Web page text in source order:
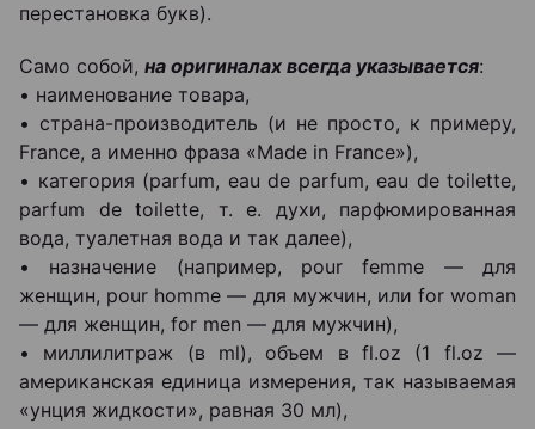
перестановка букв).
Само собой, на оригиналах всегда указывается:
• наименование товара,
• страна-производитель (и не просто, к примеру,
France, а именно фраза «Made in France»),
• категория (parfum, eau de parfum, еau de toilette,
parfum de toilette, т. е. духи, парфюмированная
вода, туалетная вода и так далее),
• назначение (например, pour femme ― для
женщин, pour homme ― для мужчин, или for woman
― для женщин, for men ― для мужчин),
• миллилитраж (в ml), объем в fl.oz (1 fl.oz ―
американская единица измерения, так называемая
«унция жидкости», равная 30 мл),